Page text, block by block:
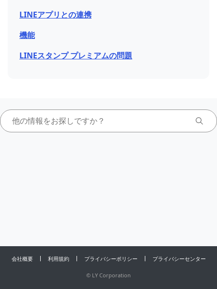
LINEアプリとの連携
機能
LINEスタンプ プレミアムの問題
会社概要 利用規約 プライバシーポリシー プライバシーセンター
© LY Corporation